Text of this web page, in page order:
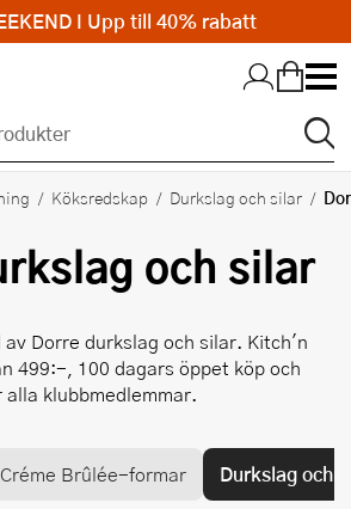
Köksredskap Durkslag och silar
och silar
av Dorre durkslag och silar. Kitch'n
499:-, 100 dagars öppet köp och
klubbmedlemmar.
Créme Brûlée-formar Durkslag och
I Upp till 40% rabatt